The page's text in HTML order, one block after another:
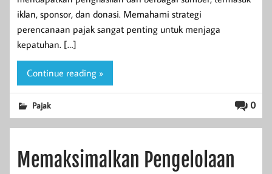
iklan, sponsor, dan donasi. Memahami strategi
perencanaan pajak sangat penting untuk menjaga
kepatuhan. […]
Continue reading »
0
Pajak
Memaksimalkan Pengelolaan